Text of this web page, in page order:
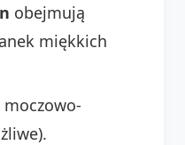
obejmują
miękkich
moczowo-